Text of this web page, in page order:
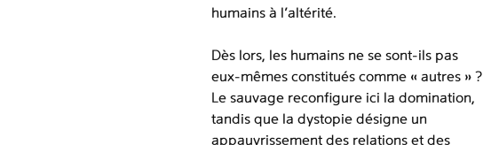
humains à l’altérité.
Dès lors, les humains ne se sont-ils pas
eux-mêmes constitués comme « autres » ?
Le sauvage reconfigure ici la domination,
tandis que la dystopie désigne un
appauvrissement des relations et des